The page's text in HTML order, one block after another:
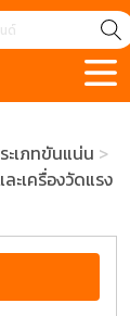
ะเภทขันแน่น
ะเครื่องวัดแรง